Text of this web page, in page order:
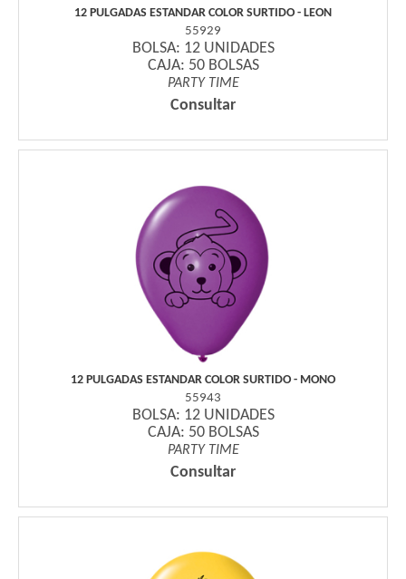
12 PULGADAS ESTANDAR COLOR SURTIDO - LEON
55929
BOLSA: 12 UNIDADES
CAJA: 50 BOLSAS
PARTY TIME
Consultar
12 PULGADAS ESTANDAR COLOR SURTIDO - MONO
55943
BOLSA: 12 UNIDADES
CAJA: 50 BOLSAS
PARTY TIME
Consultar